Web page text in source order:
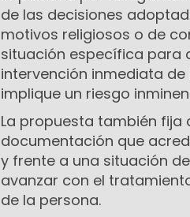
de las decisiones
motivos religiosos o de
situación específica para
intervención inmediata
implique un riesgo
La propuesta también fija
documentación que
y frente a una situación
avanzar con el
de la persona.